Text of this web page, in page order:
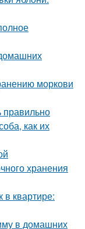
моркови
правильно
как их
хранения
в квартире:
в домашних